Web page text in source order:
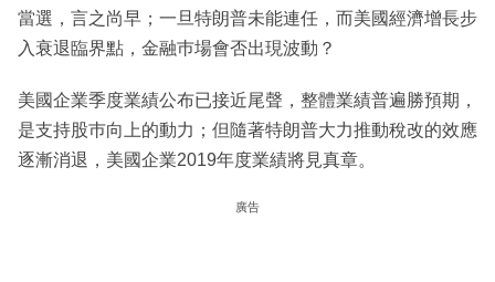
當選，言之尚早；一旦特朗普未能連任，而美國經濟增長步
入衰退臨界點，金融巿場會否出現波動？
美國企業季度業績公布已接近尾聲，整體業績普遍勝預期，
是支持股巿向上的動力；但隨著特朗普大力推動稅改的效應
逐漸消退，美國企業2019年度業績將見真章。
廣告